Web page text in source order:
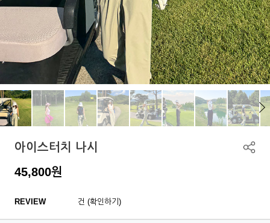
아이스터치 나시
45,800원
REVIEW 건 (확인하기)